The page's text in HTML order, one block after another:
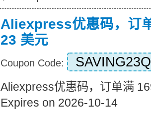
Aliexpress优惠码，订
23 美元
Coupon Code: SAVING23Q
Aliexpress优惠码，订单满
Expires on 2026-10-14